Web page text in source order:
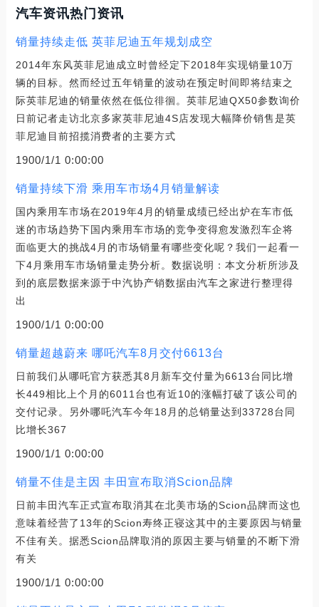
汽车资讯热门资讯
销量持续走低 英菲尼迪五年规划成空
2014年东风英菲尼迪成立时曾经定下2018年实现销量10万
辆的目标。然而经过五年销量的波动在预定时间即将结束之
际英菲尼迪的销量依然在低位徘徊。英菲尼迪QX50参数询价
日前记者走访北京多家英菲尼迪4S店发现大幅降价销售是英
菲尼迪目前招揽消费者的主要方式
1900/1/1 0:00:00
销量持续下滑 乘用车市场4月销量解读
国内乘用车市场在2019年4月的销量成绩已经出炉在车市低
迷的市场趋势下国内乘用车市场的竞争变得愈发激烈车企将
面临更大的挑战4月的市场销量有哪些变化呢？我们一起看一
下4月乘用车市场销量走势分析。数据说明：本文分析所涉及
到的底层数据来源于中汽协产销数据由汽车之家进行整理得
出
1900/1/1 0:00:00
销量超越蔚来 哪吒汽车8月交付6613台
日前我们从哪吒官方获悉其8月新车交付量为6613台同比增
长449相比上个月的6011台也有近10的涨幅打破了该公司的
交付记录。另外哪吒汽车今年18月的总销量达到33728台同
比增长367
1900/1/1 0:00:00
销量不佳是主因 丰田宣布取消Scion品牌
日前丰田汽车正式宣布取消其在北美市场的Scion品牌而这也
意味着经营了13年的Scion寿终正寝这其中的主要原因与销量
不佳有关。据悉Scion品牌取消的原因主要与销量的不断下滑
有关
1900/1/1 0:00:00